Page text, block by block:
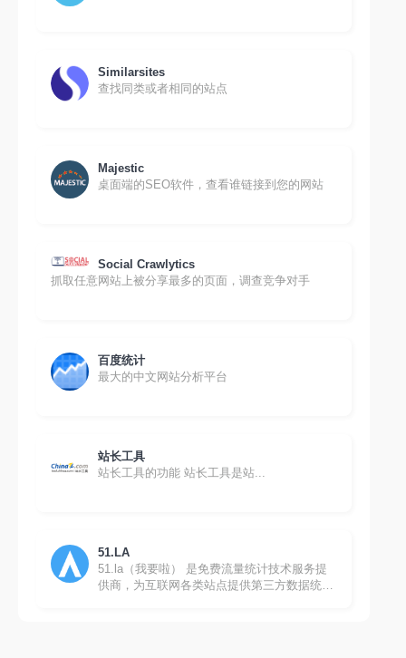
Similarsites
查找同类或者相同的站点
Majestic
桌面端的SEO软件，查看谁链接到您的网站
Social Crawlytics
抓取任意网站上被分享最多的页面，调查竞争对手
百度统计
最大的中文网站分析平台
站长工具
站长工具的功能 站长工具是站...
51.LA
51.la（我要啦） 是免费流量统计技术服务提
供商，为互联网各类站点提供第三方数据统计